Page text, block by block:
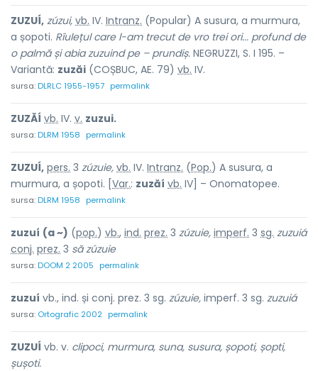
ZUZUÍ, zúzui, vb. IV. Intranz. (Popular) A susura, a murmura,
a șopoti. Rîulețul care l-am trecut de vro trei ori... profund de
o palmă și abia zuzuind pe – prundiș. NEGRUZZI, S. I 195. –
Variantă: zuzăi (COȘBUC, AE. 79) vb. IV.
sursa:DLRLC 1955-1957 permalink
ZUZĂÍ vb. IV. v. zuzui.
sursa:DLRM 1958 permalink
ZUZUÍ, pers. 3 zúzuie, vb. IV. Intranz. (Pop.) A susura, a
murmura, a șopoti. [ Var.: zuzăí vb. IV] – Onomatopee.
sursa:DLRM 1958 permalink
zuzuí (a ~) (pop.) vb., ind. prez. 3 zúzuie, imperf. 3 sg. zuzuiá
conj. prez. 3 să zúzuie
sursa:DOOM 2 2005 permalink
zuzuí vb., ind. și conj. prez. 3 sg. zúzuie, imperf. 3 sg. zuzuiá
sursa: Ortografic 2002 permalink
ZUZUÍ vb. v. clipoci, murmura, suna, susura, șopoti, șopti,
șușoti.